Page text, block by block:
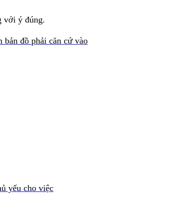
với ý đúng.
bản đồ phải căn cứ vào
yếu cho việc